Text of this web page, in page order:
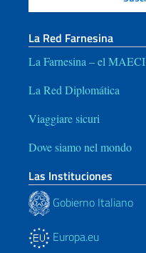
La Red Farnesina
La Farnesina – el MAECI
La Red Diplomática
Viaggiare sicuri
Dove siamo nel mondo
Las Instituciones
Gobierno Italiano
Europa.eu